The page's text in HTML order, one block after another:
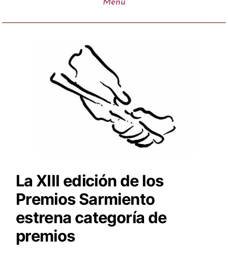
La XIII edición de los
Premios Sarmiento
estrena categoría de
premios